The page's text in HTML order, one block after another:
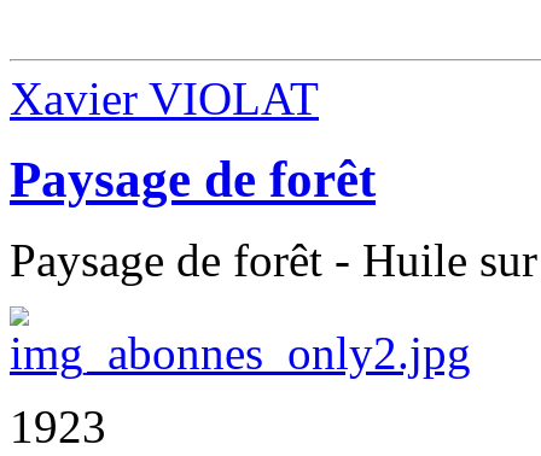
Xavier VIOLAT
Paysage de forêt
Paysage de forêt - Huile
1923